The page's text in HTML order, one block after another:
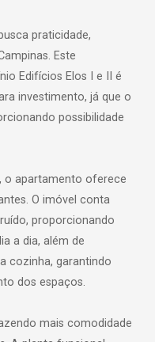
praticidade,
Este
Edifícios Elos I e II é
investimento, já que o
possibilidade
o apartamento oferece
O imóvel conta
proporcionando
a dia, além de
cozinha, garantindo
dos espaços.
mais comodidade